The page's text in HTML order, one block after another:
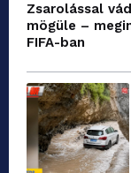
Zsarolással
mögüle –
FIFA-ban